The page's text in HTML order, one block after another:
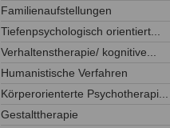
Familienaufstellungen
Tiefenpsychologisch orientiert...
Verhaltenstherapie/ kognitive...
Humanistische Verfahren
Körperorienterte Psychotherapi...
Gestalttherapie